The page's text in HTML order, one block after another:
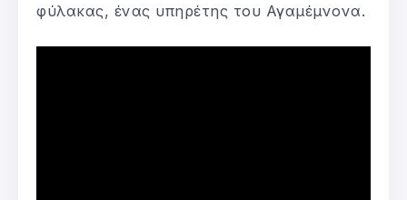
φύλακας, ένας υπηρέτης του Αγαμέμνονα.